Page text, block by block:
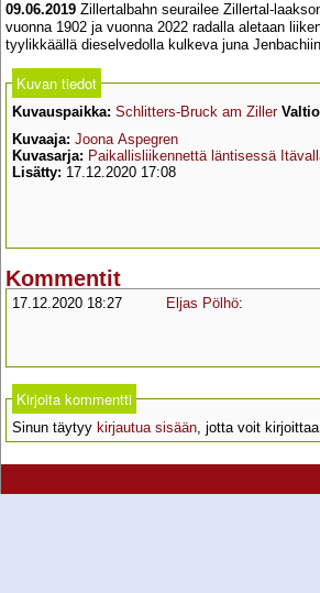
09.06.2019 Zillertalbahn seurailee Zillertal-
vuonna 1902 ja vuonna 2022 radalla aletaan
tyylikkäällä dieselvedolla kulkeva juna
Kuvan tiedot
Kuvauspaikka: Schlitters-Bruck am Ziller
Kuvaaja: Joona Aspegren
Kuvasarja: Paikallisliikennettä läntisessä
Lisätty: 17.12.2020 17:08
Kommentit
17.12.2020 18:27 Eljas Pölhö:
Kirjoita kommentti
Sinun täytyy kirjautua sisään, jotta voit